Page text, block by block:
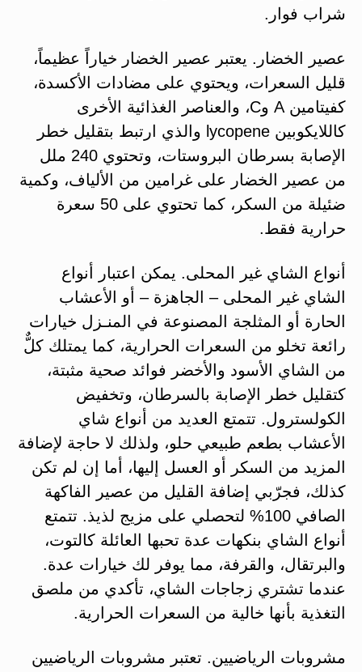
شراب فوار.
عصير الخضار. يعتبر عصير الخضار خياراً عظيماً،
قليل السعرات، ويحتوي على مضادات الأكسدة،
كفيتامين A وC، والعناصر الغذائية الأخرى
كاللايكوبين lycopene والذي ارتبط بتقليل خطر
الإصابة بسرطان البروستات، وتحتوي 240 ملل
من عصير الخضار على غرامين من الألياف، وكمية
ضئيلة من السكر، كما تحتوي على 50 سعرة
حرارية فقط.
أنواع الشاي غير المحلى. يمكن اعتبار أنواع
الشاي غير المحلى – الجاهزة – أو الأعشاب
الحارة أو المثلجة المصنوعة في المنـزل خيارات
رائعة تخلو من السعرات الحرارية، كما يمتلك كلٌّ
من الشاي الأسود والأخضر فوائد صحية مثبتة،
كتقليل خطر الإصابة بالسرطان، وتخفيض
الكولسترول. تتمتع العديد من أنواع شاي
الأعشاب بطعم طبيعي حلو، ولذلك لا حاجة لإضافة
المزيد من السكر أو العسل إليها، أما إن لم تكن
كذلك، فجرّبي إضافة القليل من عصير الفاكهة
الصافي 100% لتحصلي على مزيج لذيذ. تتمتع
أنواع الشاي بنكهات عدة تحبها العائلة كالتوت،
والبرتقال، والقرفة، مما يوفر لك خيارات عدة.
عندما تشتري زجاجات الشاي، تأكدي من ملصق
التغذية بأنها خالية من السعرات الحرارية.
مشروبات الرياضيين. تعتبر مشروبات الرياضيين